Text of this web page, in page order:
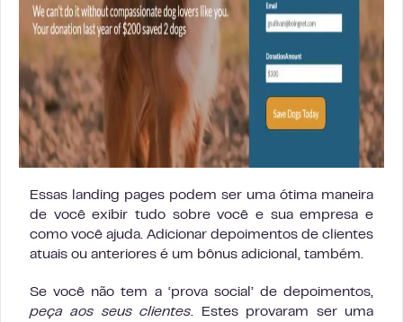
Essas landing pages podem ser uma ótima maneira
de você exibir tudo sobre você e sua empresa e
como você ajuda. Adicionar depoimentos de clientes
atuais ou anteriores é um bônus adicional, também.
Se você não tem a ‘prova social’ de depoimentos,
peça aos seus clientes. Estes provaram ser uma